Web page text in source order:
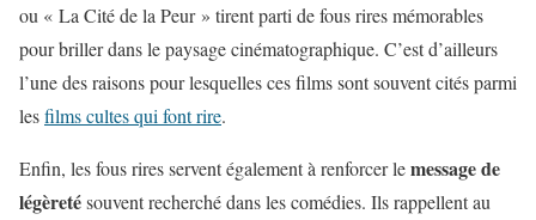
ou « La Cité de la Peur » tirent parti de fous rires mémorables
pour briller dans le paysage cinématographique. C’est d’ailleurs
l’une des raisons pour lesquelles ces films sont souvent cités parmi
lesfilms cultes qui font rire.
Enfin, les fous rires servent également à renforcer lemessage de
légèretésouvent recherché dans les comédies. Ils rappellent au